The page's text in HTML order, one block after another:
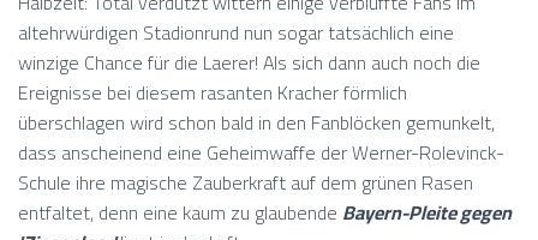
altehrwürdigen Stadionrund nun sogar tatsächlich eine
winzige Chance für die Laerer! Als sich dann auch noch die
Ereignisse bei diesem rasanten Kracher förmlich
überschlagen wird schon bald in den Fanblöcken gemunkelt,
dass anscheinend eine Geheimwaffe der Werner-Rolevinck-
Schule ihre magische Zauberkraft auf dem grünen Rasen
entfaltet, denn eine kaum zu glaubende Bayern-Pleite gegen